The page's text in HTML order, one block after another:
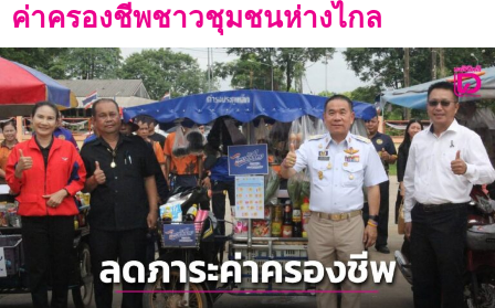
ค่าครองชีพชาวชุมชนห่างไกล